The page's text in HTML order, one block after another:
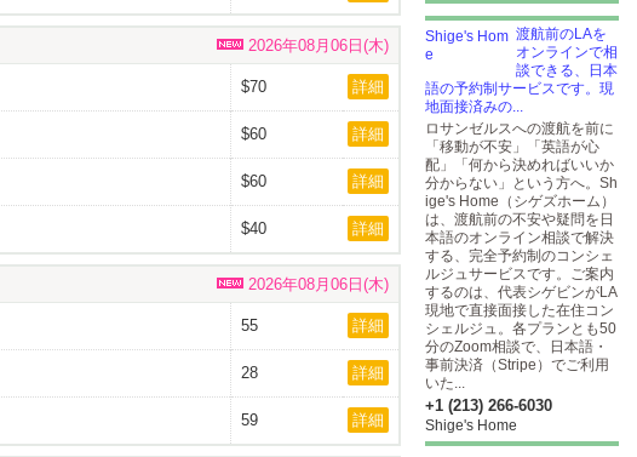
2026年08月06日(木)
$70 詳細
$60 詳細
$60 詳細
$40 詳細
2026年08月06日(木)
55 詳細
28 詳細
59 詳細
渡航前のLAを
オンラインで相
談できる、日本
語の予約制サービスです。現
地面接済みの...
ロサンゼルスへの渡航を前に
「移動が不安」「英語が心
配」「何から決めればいいか
分からない」という方へ。Sh
ige's Home（シゲズホーム）
は、渡航前の不安や疑問を日
本語のオンライン相談で解決
する、完全予約制のコンシェ
ルジュサービスです。ご案内
するのは、代表シゲビンがLA
現地で直接面接した在住コン
シェルジュ。各プランとも50
分のZoom相談で、日本語・
事前決済（Stripe）でご利用
いた...
+1 (213) 266-6030
Shige's Home